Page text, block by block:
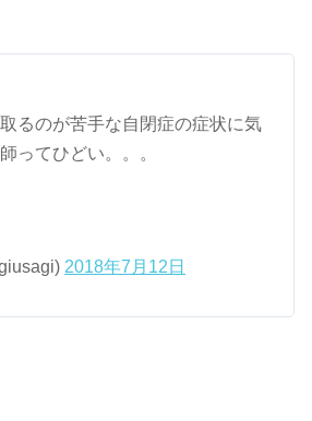
るのが苦手な自閉症の症状に気
ってひどい。。。
2018年7月12日